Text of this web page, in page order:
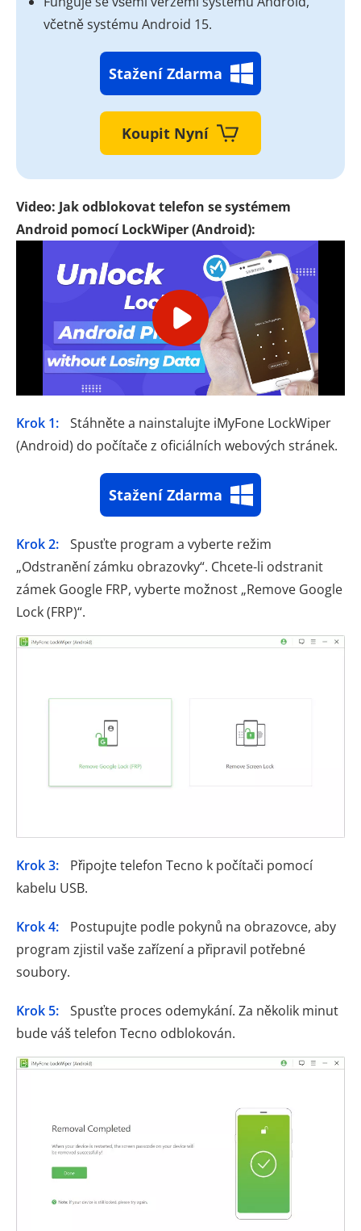
včetně systému Android 15.
Stažení Zdarma
Koupit Nyní
Video: Jak odblokovat telefon se systémem
Android pomocí LockWiper (Android):
Krok 1:
Stáhněte a nainstalujte iMyFone LockWiper
(Android) do počítače z oficiálních webových stránek.
Stažení Zdarma
Krok 2:
Spusťte program a vyberte režim
„Odstranění zámku obrazovky“. Chcete-li odstranit
zámek Google FRP, vyberte možnost „Remove Google
Lock (FRP)“.
Krok 3:
Připojte telefon Tecno k počítači pomocí
kabelu USB.
Krok 4:
Postupujte podle pokynů na obrazovce, aby
program zjistil vaše zařízení a připravil potřebné
soubory.
Krok 5:
Spusťte proces odemykání. Za několik minut
bude váš telefon Tecno odblokován.